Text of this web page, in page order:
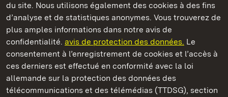
du site. Nous utilisons également des cookies à des fins
d’analyse et de statistiques anonymes. Vous trouverez de
plus amples informations dans notre avis de
confidentialité. avis de protection des données. Le
consentement à l’enregistrement de cookies et l’accès à
ces derniers est effectué en conformité avec la loi
allemande sur la protection des données des
télécommunications et des télémédias (TTDSG), section
Château résidentiel de Rastatt
Châteaux et jardins publics du Bade-Wurtemberg
Contact et InformationsFAQ et réponsesMentions légales
Protection des données